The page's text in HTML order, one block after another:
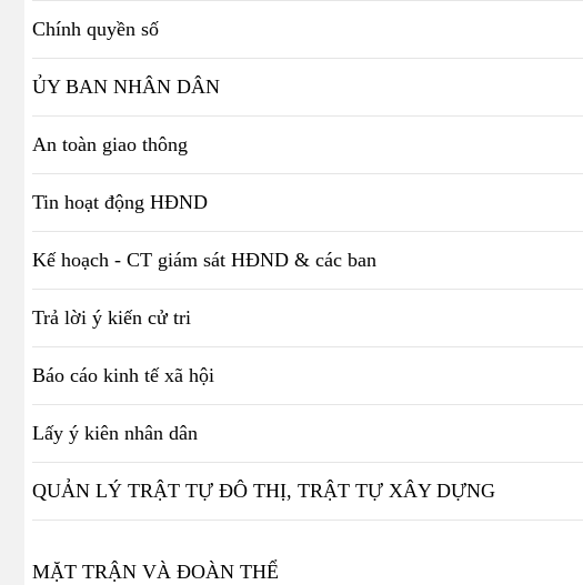
Chính quyền số
ỦY BAN NHÂN DÂN
An toàn giao thông
Tin hoạt động HĐND
Kế hoạch - CT giám sát HĐND & các ban
Trả lời ý kiến cử tri
Báo cáo kinh tế xã hội
Lấy ý kiên nhân dân
QUẢN LÝ TRẬT TỰ ĐÔ THỊ, TRẬT TỰ XÂY DỰNG
MẶT TRẬN VÀ ĐOÀN THỂ